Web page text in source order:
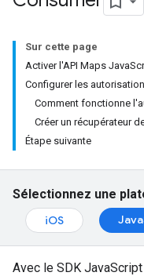
Sur cette page
Activer l'API Maps
Configurer les
Comment fonctionne
Créer un récupérateur
Étape suivante
Sélectionnez une
iOS
Avec le SDK